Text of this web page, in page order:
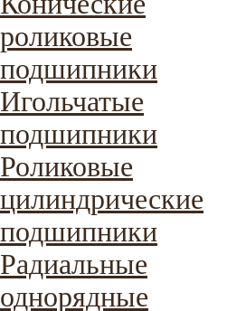
роликовые
подшипники
Игольчатые
подшипники
Роликовые
цилиндрические
подшипники
Радиальные
однорядные